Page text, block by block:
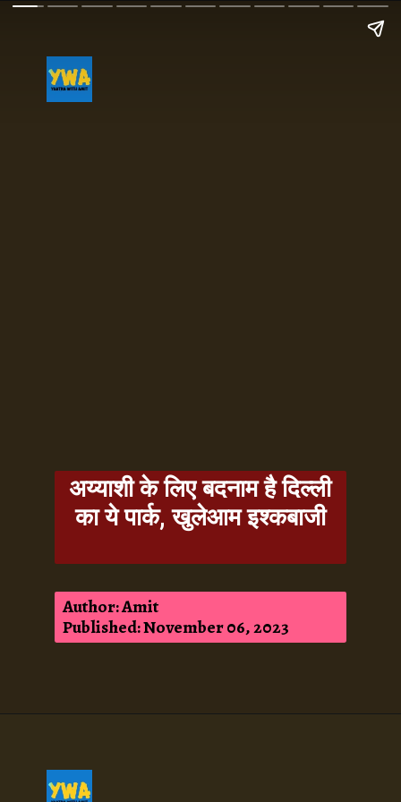
अय्याशी के लिए बदनाम है दिल्ली
का ये पार्क, खुलेआम इश्कबाजी
Author: Amit
Published: November 06, 2023